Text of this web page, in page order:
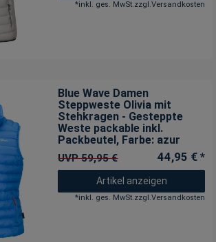
*inkl. ges. MwSt.zzgl.Versandkosten
Blue Wave Damen
Steppweste Olivia mit
Stehkragen - Gesteppte
Weste packable inkl.
Packbeutel, Farbe: azur
UVP 59,95 € 44,95 € *
Artikel anzeigen
*inkl. ges. MwSt.zzgl.Versandkosten